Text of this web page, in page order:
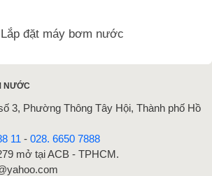
Lắp đặt máy bơm nước
NƯỚC
3, Phường Thông Tây Hội, Thành phố Hồ
11 -028. 6650 7888
mở tại ACB - TPHCM.